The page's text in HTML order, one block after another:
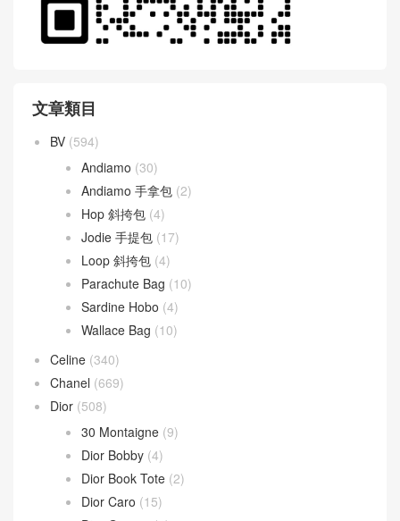
文章類目
(594)
Andiamo (30)
Andiamo 手拿包(2)
Hop 斜挎包
Jodie 手提包
Loop 斜挎包
Parachute Bag(10)
Sardine Hobo(4)
Wallace Bag(10)
Celine(340)